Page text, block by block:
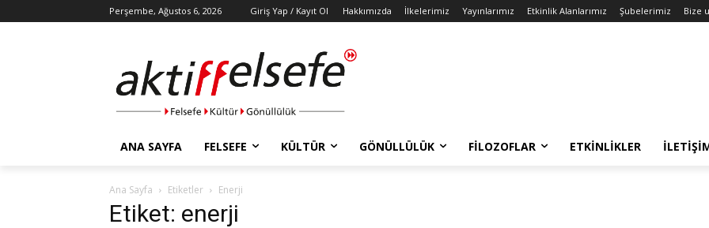
Perşembe, Ağustos 6, 2026 Giriş Yap / Kayıt Ol Hakkımızda İlkelerimiz Yayınlarımız Etkinlik Alanlarımız Şubelerimiz Bize
ANA SAYFA FELSEFE KÜLTÜR GÖNÜLLÜLÜK FILOZOFLAR ETKINLIKLER
Ana Sayfa Etiketler Enerji
Etiket: enerji